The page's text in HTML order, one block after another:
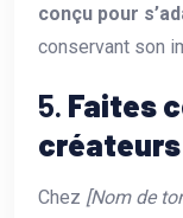
conçu pour
conservant son
5. Faites
Chez [Nom de